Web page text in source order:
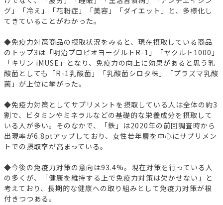
グ」「冷え」「花粉症」「美容」「ダイエット」と、多様化し
てきていることがわかった。
◆免疫力対策商品の摂取状況をみると、現在摂取している商品
のトップ3は「明治プロビオヨーグルトR-1」「ヤクルト1000」
「キリン iMUSE」となり、免疫力の向上に効果があると思う乳
酸菌としても「R-1乳酸菌」「乳酸菌シロタ株」「プラズマ乳酸
菌」が上位に挙がった。
◆免疫力対策としてサプリメントを摂取している人は全体の約3
割で、ビタミンやミネラルなどの基礎的な栄養成分を摂取して
いる人が多い。そのなかで、「鉄」は2020年の前回調査時から
出現率が6.8ptアップしており、女性若年層を中心にサプリメン
トでの摂取率が高まっている。
◆今後の免疫力対策の意向は93.4%。現在対策を行っている人
の多くが、「健康を維持する上で免疫力対策は欠かせない」と
考えており、長期的な健康への取り組みとして免疫力対策が根
付きつつある。